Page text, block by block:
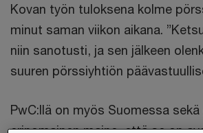
Kovan työn tuloksena kolme
minut saman viikon aikana.
niin sanotusti, ja sen jälkeen
suuren pörssiyhtiön
PwC:llä on myös Suomessa
erinomainen maine, että se on